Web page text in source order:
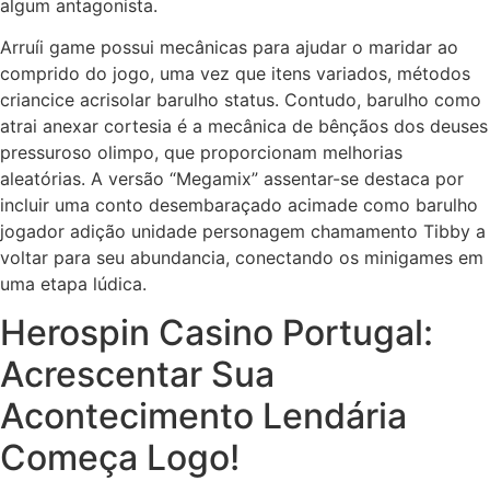
algum antagonista.
Arruíi game possui mecânicas para ajudar o maridar ao
comprido do jogo, uma vez que itens variados, métodos
criancice acrisolar barulho status. Contudo, barulho como
atrai anexar cortesia é a mecânica de bênçãos dos deuses
pressuroso olimpo, que proporcionam melhorias
aleatórias. A versão “Megamix” assentar-se destaca por
incluir uma conto desembaraçado acimade como barulho
jogador adição unidade personagem chamamento Tibby a
voltar para seu abundancia, conectando os minigames em
uma etapa lúdica.
Herospin Casino Portugal:
Acrescentar Sua
Acontecimento Lendária
Começa Logo!